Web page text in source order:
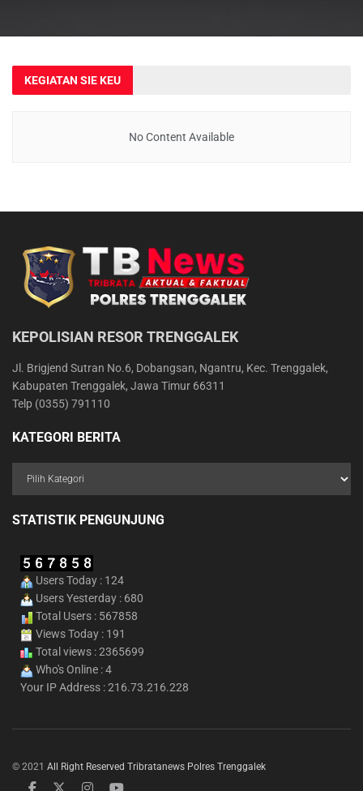
KEGIATAN SIE KEU
No Content Available
KEPOLISIAN RESOR TRENGGALEK
Jl. Brigjend Sutran No.6, Dobangsan, Ngantru, Kec. Trenggalek,
Kabupaten Trenggalek, Jawa Timur 66311
Telp (0355) 791110
KATEGORI BERITA
STATISTIK PENGUNJUNG
Users Today : 124
Users Yesterday : 680
Total Users : 567858
Views Today : 191
Total views : 2365699
Who's Online : 4
Your IP Address : 216.73.216.228
© 2021 All Right Reserved Tribratanews Polres Trenggalek